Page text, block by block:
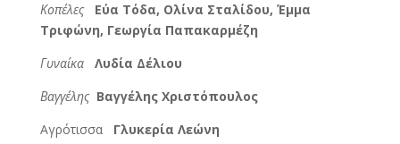
Κοπέλες
Εύα Τόδα, Ολίνα Σταλίδου, Έμμα
Τριφώνη, Γεωργία Παπακαρμέζη
Γυναίκα Λυδία Δέλιου
Βαγγέλης Βαγγέλης Χριστόπουλος
Αγρότισσα Γλυκερία Λεώνη